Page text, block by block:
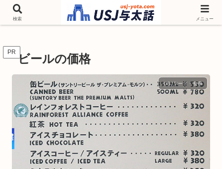
チケットやシーズンイベント ニンテンドーワールド アトラクションなどユニ
バを歩いて情報収集しています
PR ビールの価格
USJフード・食事
検索 メニュー